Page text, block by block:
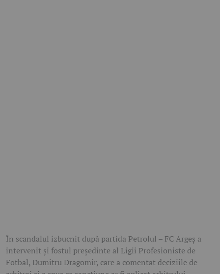
În scandalul izbucnit după partida Petrolul – FC Argeș a
intervenit și fostul președinte al Ligii Profesioniste de
Fotbal, Dumitru Dragomir, care a comentat deciziile de